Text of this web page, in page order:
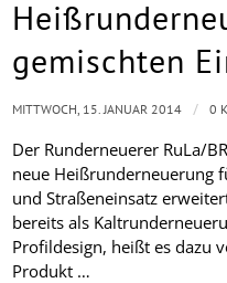
gemischten
Der Runderneuerer RuLa/
neue Heißrunderneuerung
und Straßeneinsatz
bereits als
Profildesign, heißt es dazu
Produkt …
MITTWOCH, 15. JANUAR 2014 / 0